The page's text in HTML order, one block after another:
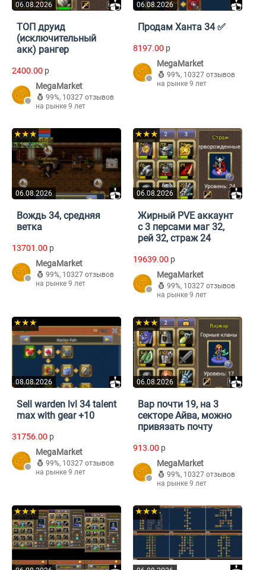
06.08.2026
ТОП друид
(исключительный
акк) рангер
2400.00 p
MegaMarket
99%, 10327 отзывов
на рынке 9 лет
06.08.2026
Продам Ханта 34 ✅
8197.00 p
MegaMarket
99%, 10327 отзывов
на рынке 9 лет
06.08.2026
★★★
Вождь 34, средняя
ветка
13701.00 p
MegaMarket
99%, 10327 отзывов
на рынке 9 лет
06.08.2026
★★★
Жирный PVE аккаунт
с 3 персами маг 32,
рей 32, страж 24
19639.00 p
MegaMarket
99%, 10327 отзывов
на рынке 9 лет
08.08.2026
★★★
Sell warden lvl 34 talent
max with gear +10
31756.00 p
MegaMarket
99%, 10327 отзывов
на рынке 9 лет
06.08.2026
★★★
Вар почти 19, на 3
секторе Айва, можно
привязать почту
913.00 p
MegaMarket
99%, 10327 отзывов
на рынке 9 лет
★★★ ★★★